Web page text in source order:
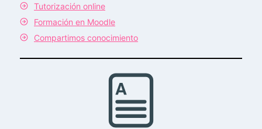
Tutorización online
Formación en Moodle
Compartimos conocimiento